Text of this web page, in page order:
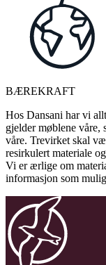
BÆREKRAFT
Hos Dansani har vi
gjelder møblene våre,
våre. Trevirket skal
resirkulert materiale
Vi er ærlige om
informasjon som